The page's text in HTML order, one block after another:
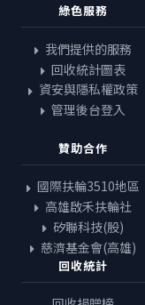
綠色服務
我們提供的服務
回收統計圖表
資安與隱私權政策
管理後台登入
贊助合作
國際扶輪3510地區
高雄啟禾扶輪社
矽聯科技(股)
慈濟基金會(高雄)
回收統計